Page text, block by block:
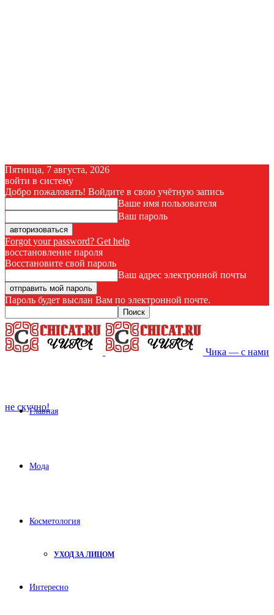
Пятница, 7 августа, 2026
войти в систему
Добро пожаловать! Войдите в свою учётную запись
Ваше имя пользователя
Ваш пароль
Forgot your password? Get help
восстановление пароля
Восстановите свой пароль
Ваш адрес электронной почты
Пароль будет выслан Вам по электронной почте.
Чика — с нами
не скучно!
Главная
Мода
Косметология
УХОД ЗА ЛИЦОМ
Интересно